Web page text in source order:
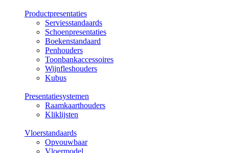
Productpresentaties
Serviesstandaards
Schoenpresentaties
Boekenstandaard
Penhouders
Toonbankaccessoires
Wijnfleshouders
Kubus
Presentatiesystemen
Raamkaarthouders
Kliklijsten
Vloerstandaards
Opvouwbaar
Vloermodel